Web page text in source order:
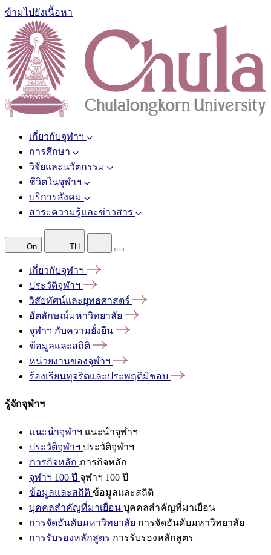
ข้ามไปยังเนื้อหา
เกี่ยวกับจุฬาฯ
การศึกษา
วิจัยและนวัตกรรม
ชีวิตในจุฬาฯ
บริการสังคม
สาระความรู้และข่าวสาร
On TH
เกี่ยวกับจุฬาฯ
ประวัติจุฬาฯ
วิสัยทัศน์และยุทธศาสตร์
อัตลักษณ์มหาวิทยาลัย
จุฬาฯ กับความยั่งยืน
ข้อมูลและสถิติ
หน่วยงานของจุฬาฯ
ร้องเรียนทุจริตและประพฤติมิชอบ
รู้จักจุฬาฯ
แนะนำจุฬาฯ แนะนำจุฬาฯ
ประวัติจุฬาฯ ประวัติจุฬาฯ
ภารกิจหลัก ภารกิจหลัก
จุฬาฯ 100 ปี จุฬาฯ 100 ปี
ข้อมูลและสถิติ ข้อมูลและสถิติ
บุคคลสำคัญที่มาเยือน บุคคลสำคัญที่มาเยือน
การจัดอันดับมหาวิทยาลัย การจัดอันดับมหาวิทยาลัย
การรับรองหลักสูตร การรับรองหลักสูตร